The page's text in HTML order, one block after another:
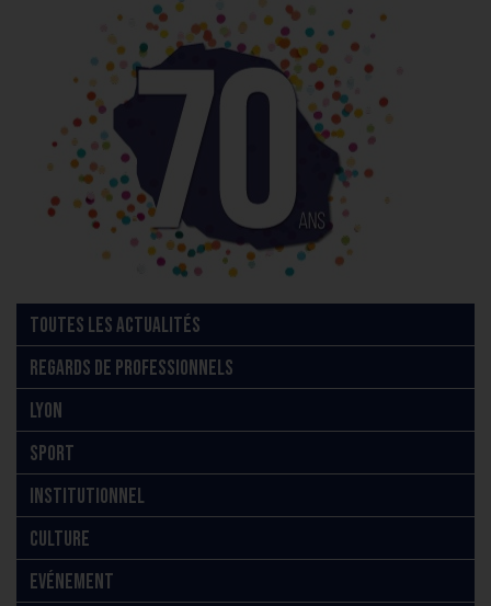
TOUTES LES ACTUALITÉS
REGARDS DE PROFESSIONNELS
LYON
SPORT
INSTITUTIONNEL
CULTURE
EVÉNEMENT